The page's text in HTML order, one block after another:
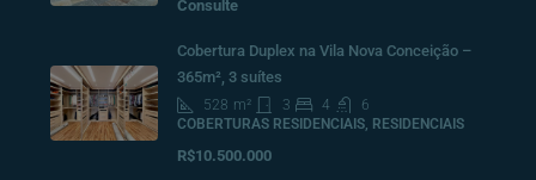
Consulte
Cobertura Duplex na Vila Nova Conceição –
365m², 3 suítes
528 m² 3 4
6
COBERTURAS RESIDENCIAIS, RESIDENCIAIS
R$10.500.000